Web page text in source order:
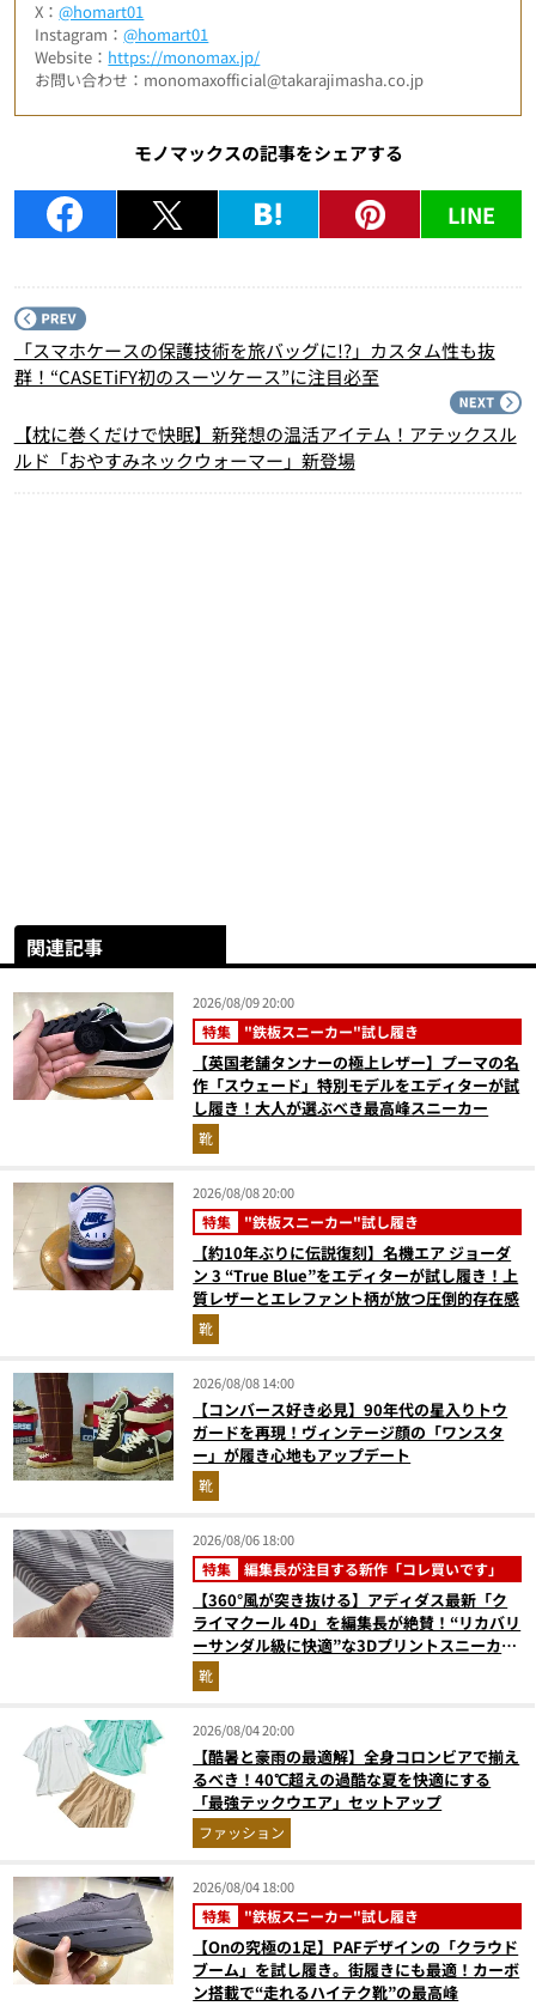
X：@homart01
Instagram：@homart01
Website： https://monomax.jp/
お問い合わせ：monomaxofficial@takarajimasha.co.jp
モノマックスの記事をシェアする
LINE
「スマホケースの保護技術を旅バッグに!?」カスタム性も抜
群！“CASETiFY初のスーツケース”に注目必至
【枕に巻くだけで快眠】新発想の温活アイテム！アテックスル
ルド「おやすみネックウォーマー」新登場
関連記事
2026/08/09 20:00
特集 "鉄板スニーカー"試し履き
【英国老舗タンナーの極上レザー】プーマの名
作「スウェード」特別モデルをエディターが試
し履き！大人が選ぶべき最高峰スニーカー
靴
2026/08/08 20:00
特集 "鉄板スニーカー"試し履き
【約10年ぶりに伝説復刻】名機エア ジョーダ
ン 3 “True Blue”をエディターが試し履き！上
質レザーとエレファント柄が放つ圧倒的存在感
靴
2026/08/08 14:00
【コンバース好き必見】90年代の星入りトウ
ガードを再現！ヴィンテージ顔の「ワンスタ
ー」が履き心地もアップデート
靴
2026/08/06 18:00
特集 編集長が注目する新作「コレ買いです」
【360°風が突き抜ける】アディダス最新「ク
ライマクール 4D」を編集長が絶賛！“リカバリ
ーサンダル級に快適”な3Dプリントスニーカー
『コレ買いです』Vol.173
靴
2026/08/04 20:00
【酷暑と豪雨の最適解】全身コロンビアで揃え
るべき！40℃超えの過酷な夏を快適にする
「最強テックウエア」セットアップ
ファッション
2026/08/04 18:00
特集 "鉄板スニーカー"試し履き
【Onの究極の1足】PAFデザインの「クラウド
ブーム」を試し履き。街履きにも最適！カーボ
ン搭載で“走れるハイテク靴”の最高峰